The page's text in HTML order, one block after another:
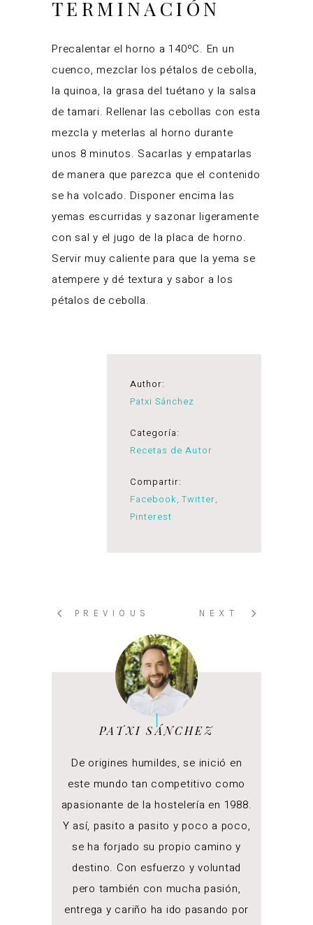
TERMINACIÓN
Precalentar el horno a 140ºC. En un
cuenco, mezclar los pétalos de cebolla,
la quinoa, la grasa del tuétano y la salsa
de tamari. Rellenar las cebollas con esta
mezcla y meterlas al horno durante
unos 8 minutos. Sacarlas y empatarlas
de manera que parezca que el contenido
se ha volcado. Disponer encima las
yemas escurridas y sazonar ligeramente
con sal y el jugo de la placa de horno.
Servir muy caliente para que la yema se
atempere y dé textura y sabor a los
pétalos de cebolla.
Author:
Patxi Sánchez
Categoría:
Recetas de Autor
Compartir:
Facebook Twitter
Pinterest
PREVIOUS NEXT
PATXI SÁNCHEZ
De origines humildes, se inició en
este mundo tan competitivo como
apasionante de la hostelería en 1988.
Y así, pasito a pasito y poco a poco,
se ha forjado su propio camino y
destino. Con esfuerzo y voluntad
pero también con mucha pasión,
entrega y cariño ha ido pasando por